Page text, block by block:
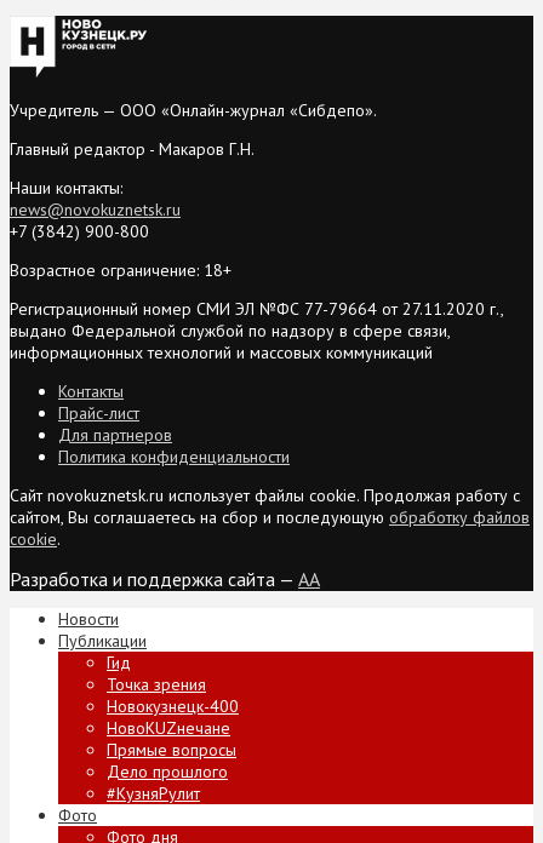
Учредитель — ООО «Онлайн-журнал «Сибдепо».
Главный редактор - Макаров Г.Н.
Наши контакты:
news@novokuznetsk.ru
+7 (3842) 900-800
Возрастное ограничение: 18+
Регистрационный номер СМИ ЭЛ №ФС 77-79664 от 27.11.2020 г.,
выдано Федеральной службой по надзору в сфере связи,
информационных технологий и массовых коммуникаций
Контакты
Прайс-лист
Для партнеров
Политика конфиденциальности
Сайт novokuznetsk.ru использует файлы cookie. Продолжая работу с
сайтом, Вы соглашаетесь на сбор и последующую обработку файлов
cookie.
Разработка и поддержка сайта — AA
Новости
Публикации
Гид
Точка зрения
Новокузнецк-400
НовоKUZнечане
Прямые вопросы
Дело прошлого
#КузняРулит
Фото
Фото дня